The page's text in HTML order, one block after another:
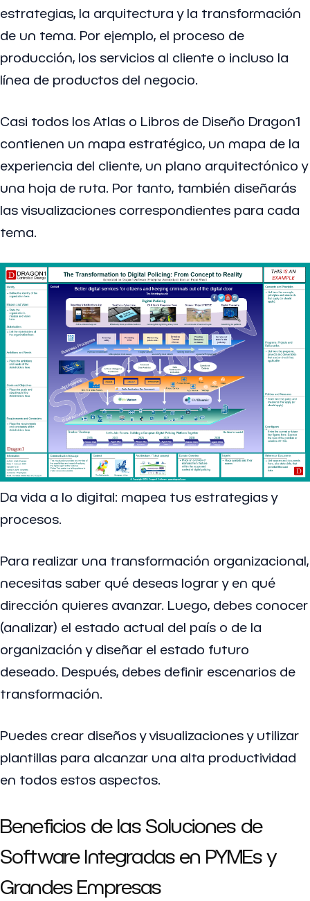
estrategias, la arquitectura y la transformación
de un tema. Por ejemplo, el proceso de
producción, los servicios al cliente o incluso la
línea de productos del negocio.
Casi todos los Atlas o Libros de Diseño Dragon1
contienen un mapa estratégico, un mapa de la
experiencia del cliente, un plano arquitectónico y
una hoja de ruta. Por tanto, también diseñarás
las visualizaciones correspondientes para cada
tema.
Da vida a lo digital: mapea tus estrategias y
procesos.
Para realizar una transformación organizacional,
necesitas saber qué deseas lograr y en qué
dirección quieres avanzar. Luego, debes conocer
(analizar) el estado actual del país o de la
organización y diseñar el estado futuro
deseado. Después, debes definir escenarios de
transformación.
Puedes crear diseños y visualizaciones y utilizar
plantillas para alcanzar una alta productividad
en todos estos aspectos.
Beneficios de las Soluciones de
Software Integradas en PYMEs y
Grandes Empresas